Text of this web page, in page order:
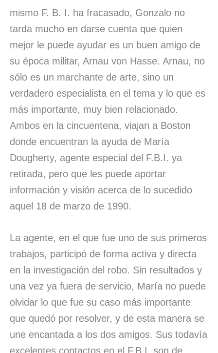
mismo F. B. I. ha fracasado, Gonzalo no
tarda mucho en darse cuenta que quien
mejor le puede ayudar es un buen amigo de
su época militar, Arnau von Hasse. Arnau, no
sólo es un marchante de arte, sino un
verdadero especialista en el tema y lo que es
más importante, muy bien relacionado.
Ambos en la cincuentena, viajan a Boston
donde encuentran la ayuda de María
Dougherty, agente especial del F.B.I. ya
retirada, pero que les puede aportar
información y visión acerca de lo sucedido
aquel 18 de marzo de 1990.
La agente, en el que fue uno de sus primeros
trabajos, participó de forma activa y directa
en la investigación del robo. Sin resultados y
una vez ya fuera de servicio, María no puede
olvidar lo que fue su caso más importante
que quedó por resolver, y de esta manera se
une encantada a los dos amigos. Sus todavía
excelentes contactos en el F.B.I. son de